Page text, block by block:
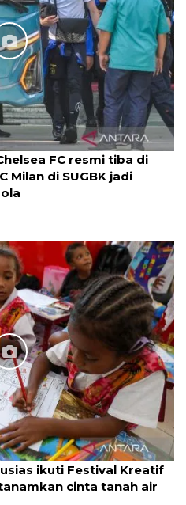
FC resmi tiba di
Milan di SUGBK jadi
ikuti Festival Kreatif
cinta tanah air